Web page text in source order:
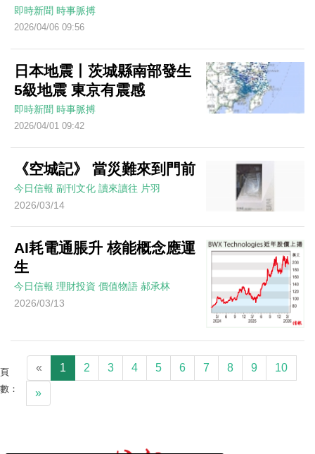
即時新聞 時事脈搏
2026/04/06 09:56
日本地震丨茨城縣南部發生
5級地震 東京有震感
即時新聞 時事脈搏
2026/04/01 09:42
《空城記》 當災難來到門前
今日信報 副刊文化 讀來讀往 片羽
2026/03/14
AI耗電通脹升 核能概念應運
生
今日信報 理財投資 價值物語 郝承林
2026/03/13
頁
數：
« 1 2 3 4 5 6 7 8 9 10
»